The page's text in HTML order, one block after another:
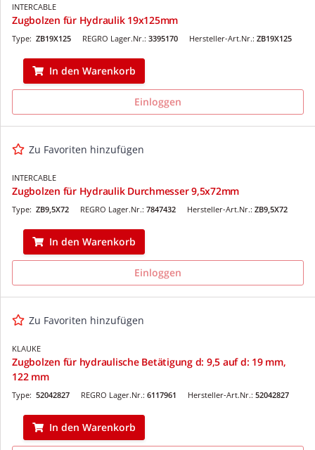
INTERCABLE
Zugbolzen für Hydraulik 19x125mm
REGRO Lager.Nr.: 3395170
Type: ZB19X125 Hersteller-Art.Nr.: ZB19X125
In den Warenkorb
Einloggen
Zu Favoriten hinzufügen
INTERCABLE
Zugbolzen für Hydraulik Durchmesser 9,5x72mm
REGRO Lager.Nr.: 7847432
Type: ZB9,5X72 Hersteller-Art.Nr.: ZB9,5X72
In den Warenkorb
Einloggen
Zu Favoriten hinzufügen
KLAUKE
Zugbolzen für hydraulische Betätigung d: 9,5 auf d: 19 mm,
122 mm
REGRO Lager.Nr.: 6117961
Type: 52042827 Hersteller-Art.Nr.: 52042827
In den Warenkorb